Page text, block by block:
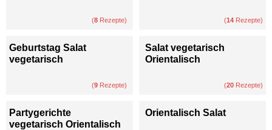
(8 Rezepte) (14 Rezepte)
Geburtstag Salat
vegetarisch
(9 Rezepte)
Salat vegetarisch
Orientalisch
(20 Rezepte)
Partygerichte
vegetarisch Orientalisch
Orientalisch Salat